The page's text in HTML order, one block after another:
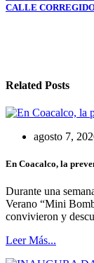
CALLE
Related Posts
agosto 7,
En Coacalco, la
Durante una
Verano “Mini
convivieron y
Leer Más...